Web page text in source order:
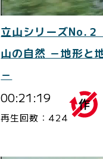
立山シリーズNo.
山の自然 －地形と
－
00:21:19
再生回数：424